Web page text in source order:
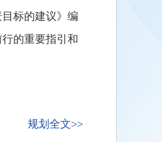
标的建议》编
的重要指引和
规划全文>>